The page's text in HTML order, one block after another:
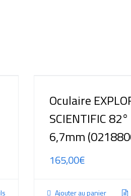
Oculaire
SCIENTIFIC 82°
6,7mm
165,00€
Ajouter au panier